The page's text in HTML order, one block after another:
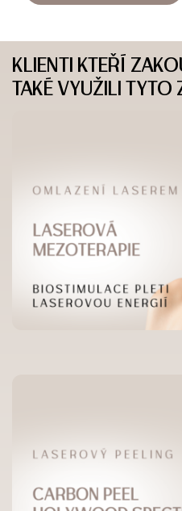
KLIENTI KTEŘÍ
TAKÉ VYUŽILI TYTO